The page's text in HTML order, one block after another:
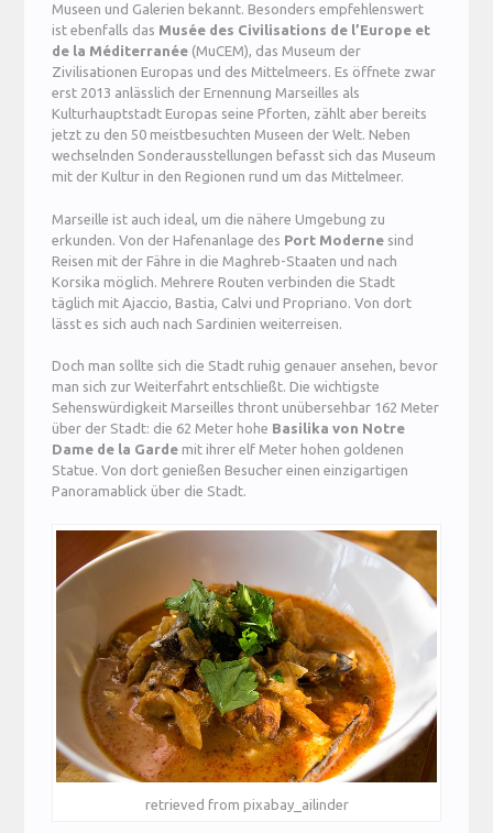
Museen und Galerien bekannt. Besonders empfehlenswert
ist ebenfalls das Musée des Civilisations de l’Europe et
de la Méditerranée (MuCEM), das Museum der
Zivilisationen Europas und des Mittelmeers. Es öffnete zwar
erst 2013 anlässlich der Ernennung Marseilles als
Kulturhauptstadt Europas seine Pforten, zählt aber bereits
jetzt zu den 50 meistbesuchten Museen der Welt. Neben
wechselnden Sonderausstellungen befasst sich das Museum
mit der Kultur in den Regionen rund um das Mittelmeer.
Marseille ist auch ideal, um die nähere Umgebung zu
erkunden. Von der Hafenanlage des Port Moderne sind
Reisen mit der Fähre in die Maghreb-Staaten und nach
Korsika möglich. Mehrere Routen verbinden die Stadt
täglich mit Ajaccio, Bastia, Calvi und Propriano. Von dort
lässt es sich auch nach Sardinien weiterreisen.
Doch man sollte sich die Stadt ruhig genauer ansehen, bevor
man sich zur Weiterfahrt entschließt. Die wichtigste
Sehenswürdigkeit Marseilles thront unübersehbar 162 Meter
über der Stadt: die 62 Meter hohe Basilika von Notre
Dame de la Garde mit ihrer elf Meter hohen goldenen
Statue. Von dort genießen Besucher einen einzigartigen
Panoramablick über die Stadt.
retrieved from pixabay_ailinder